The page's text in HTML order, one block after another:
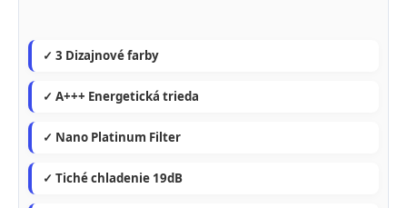
✓ 3 Dizajnové farby
✓ A+++ Energetická trieda
✓ Nano Platinum Filter
✓ Tiché chladenie 19dB